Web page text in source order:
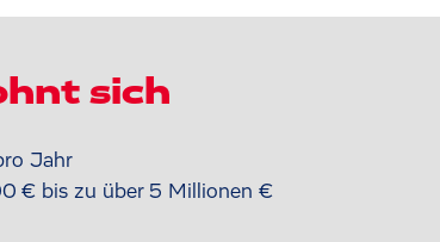
sich
Jahr
€ bis zu über 5 Millionen €